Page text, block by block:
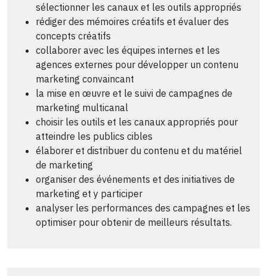
sélectionner les canaux et les outils appropriés
rédiger des mémoires créatifs et évaluer des
concepts créatifs
collaborer avec les équipes internes et les
agences externes pour développer un contenu
marketing convaincant
la mise en œuvre et le suivi de campagnes de
marketing multicanal
choisir les outils et les canaux appropriés pour
atteindre les publics cibles
élaborer et distribuer du contenu et du matériel
de marketing
organiser des événements et des initiatives de
marketing et y participer
analyser les performances des campagnes et les
optimiser pour obtenir de meilleurs résultats.